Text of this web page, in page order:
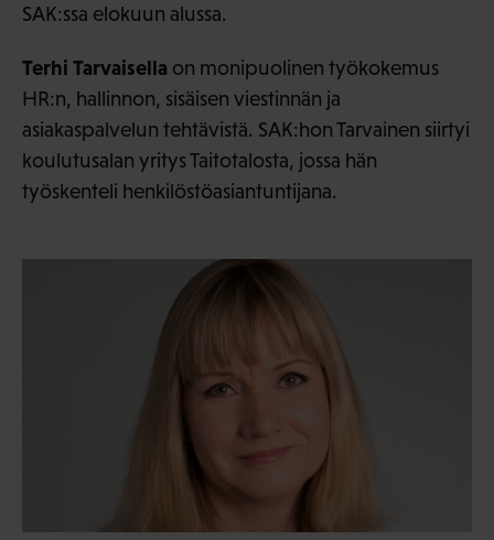
SAK:ssa elokuun alussa.
Terhi Tarvaisella on monipuolinen työkokemus
HR:n, hallinnon, sisäisen viestinnän ja
asiakaspalvelun tehtävistä. SAK:hon Tarvainen siirtyi
koulutusalan yritys Taitotalosta, jossa hän
työskenteli henkilöstöasiantuntijana.